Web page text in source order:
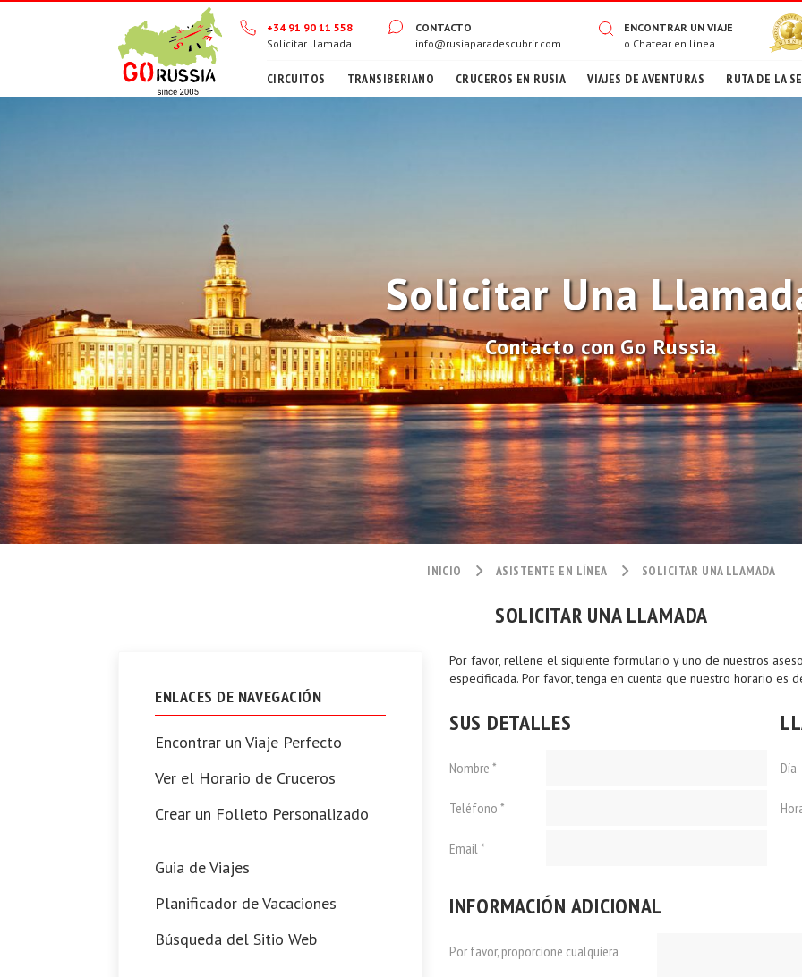
+34 91 90 11 558
Solicitar llamada
CONTACTO
info@rusiaparadescubrir.com
ENCONTRAR UN VIAJE
o Chatear en línea
CIRCUITOS TRANSIBERIANO CRUCEROS EN RUSIA VIAJES DE AVENTURAS RUTA DE LA
Solicitar Una
Contacto con Go Russia
INICIO ASISTENTE EN LÍNEA SOLICITAR UNA LLAMADA
SOLICITAR UNA LLAMADA
ENLACES DE NAVEGACIÓN
Encontrar un Viaje Perfecto
Ver el Horario de Cruceros
Crear un Folleto Personalizado
Guia de Viajes
Planificador de Vacaciones
Búsqueda del Sitio Web
Por favor, rellene el siguiente formulario y uno de nuestros
especificada. Por favor, tenga en cuenta que nuestro horario es
SUS DETALLES
Nombre *
Teléfono *
Email *
Día
INFORMACIÓN ADICIONAL
Por favor, proporcione cualquiera